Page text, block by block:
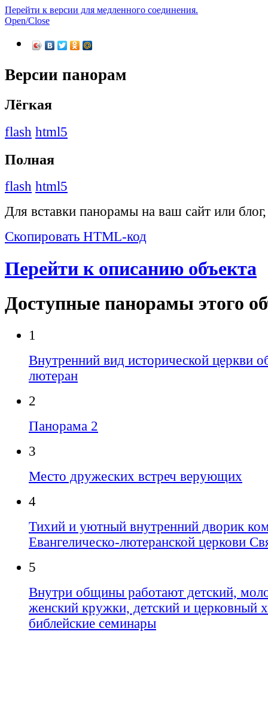
Перейти к версии для медленного соединения.
Open/Close
Версии панорам
Лёгкая
flash html5
Полная
flash html5
Для вставки панорамы на ваш сайт или
Скопировать HTML-код
Перейти к описанию объекта
Доступные панорамы этого
1
Внутренний вид исторической церкви
лютеран
2
Панорама 2
3
Место дружеских встреч верующих
4
Тихий и уютный внутренний дворик
Евангелическо-лютеранской церкови
5
Внутри общины работают детский,
женский кружки, детский и церковный
библейские семинары